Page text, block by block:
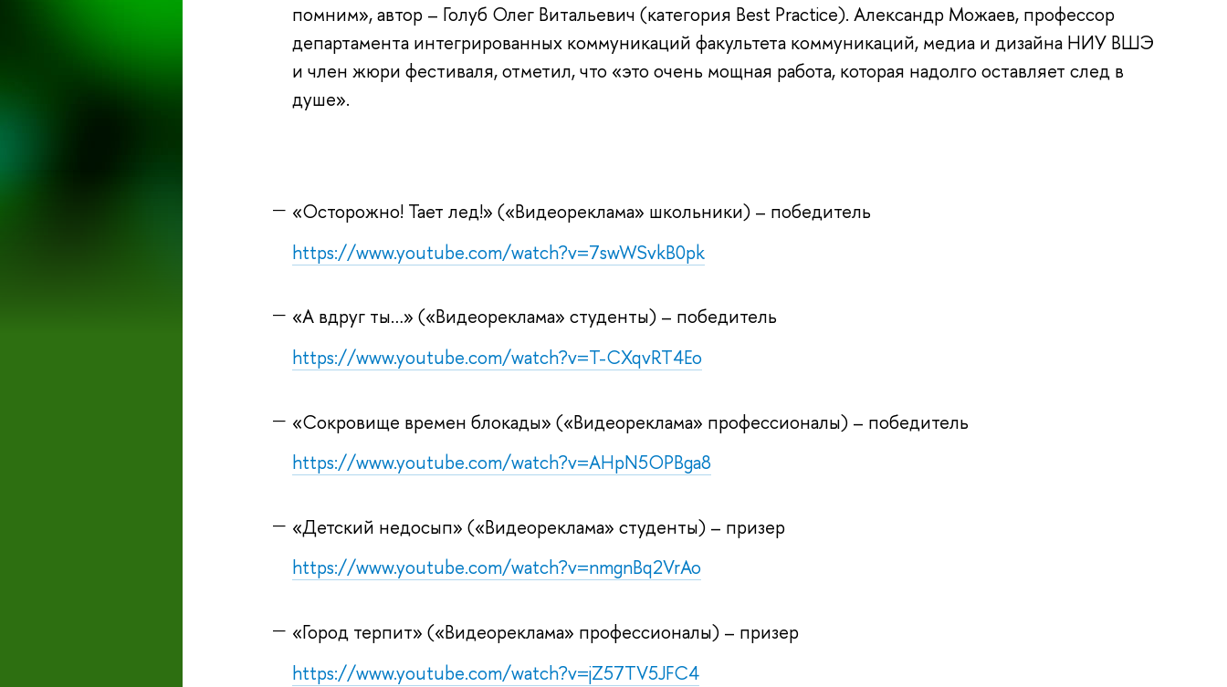
помним», автор – Голуб Олег Витальевич (категория Best Practice). Александр Можаев, профессор
департамента интегрированных коммуникаций факультета коммуникаций, медиа и дизайна НИУ ВШЭ
и член жюри фестиваля, отметил, что «это очень мощная работа, которая надолго оставляет след в
душе».
«Осторожно! Тает лед!» («Видеореклама» школьники) – победитель
https://www.youtube.com/watch?v=7swWSvkB0pk
«А вдруг ты…» («Видеореклама» студенты) – победитель
https://www.youtube.com/watch?v=T-CXqvRT4Eo
«Сокровище времен блокады» («Видеореклама» профессионалы) – победитель
https://www.youtube.com/watch?v=AHpN5OPBga8
«Детский недосып» («Видеореклама» студенты) – призер
https://www.youtube.com/watch?v=nmgnBq2VrAo
«Город терпит» («Видеореклама» профессионалы) – призер
https://www.youtube.com/watch?v=jZ57TV5JFC4